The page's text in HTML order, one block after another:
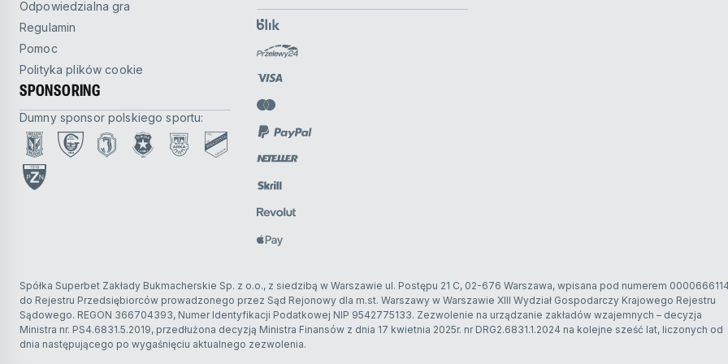
e-Koszykówka
e-Tenis
Futbol amerykański
Futbol australijski
Kolarstwo
Koszykówka 3x3
Odpowiedzialna gra
Regulamin
Pomoc
Polityka plików cookie
SPONSORING
Dumny sponsor polskiego sportu:
Spółka Superbet Zakłady Bukmacherskie Sp. z o.o., z siedzibą w Warszawie ul. Postępu 21 C, 02-676 Warszawa, wpisana pod numerem
do Rejestru Przedsiębiorców prowadzonego przez Sąd Rejonowy dla m.st. Warszawy w Warszawie XIII Wydział Gospodarczy Krajowego Rejestru
Sądowego. REGON 366704393, Numer Identyfikacji Podatkowej NIP 9542775133. Zezwolenie na urządzanie zakładów wzajemnych – decyzja
Ministra nr. PS4.6831.5.2019, przedłużona decyzją Ministra Finansów z dnia 17 kwietnia 2025r. nr DRG2.6831.1.2024 na kolejne sześć lat, liczonych od
dnia następującego po wygaśnięciu aktualnego zezwolenia.